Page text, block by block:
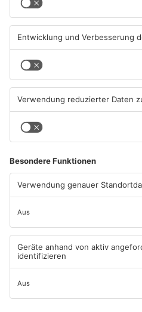
Schwimmbäder im
Primaveraland weisen teils
erhebliche Mängel auf
06.08.2026, 06:37 UHR IN
PRIMAVERALAND